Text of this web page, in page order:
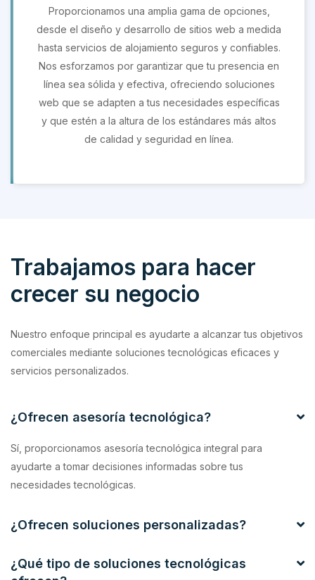
Proporcionamos una amplia gama de opciones,
desde el diseño y desarrollo de sitios web a medida
hasta servicios de alojamiento seguros y confiables.
Nos esforzamos por garantizar que tu presencia en
línea sea sólida y efectiva, ofreciendo soluciones
web que se adapten a tus necesidades específicas
y que estén a la altura de los estándares más altos
de calidad y seguridad en línea.
Trabajamos para hacer
crecer su negocio
Nuestro enfoque principal es ayudarte a alcanzar tus objetivos
comerciales mediante soluciones tecnológicas eficaces y
servicios personalizados.
¿Ofrecen asesoría tecnológica?
Sí, proporcionamos asesoría tecnológica integral para
ayudarte a tomar decisiones informadas sobre tus
necesidades tecnológicas.
¿Ofrecen soluciones personalizadas?
¿Qué tipo de soluciones tecnológicas